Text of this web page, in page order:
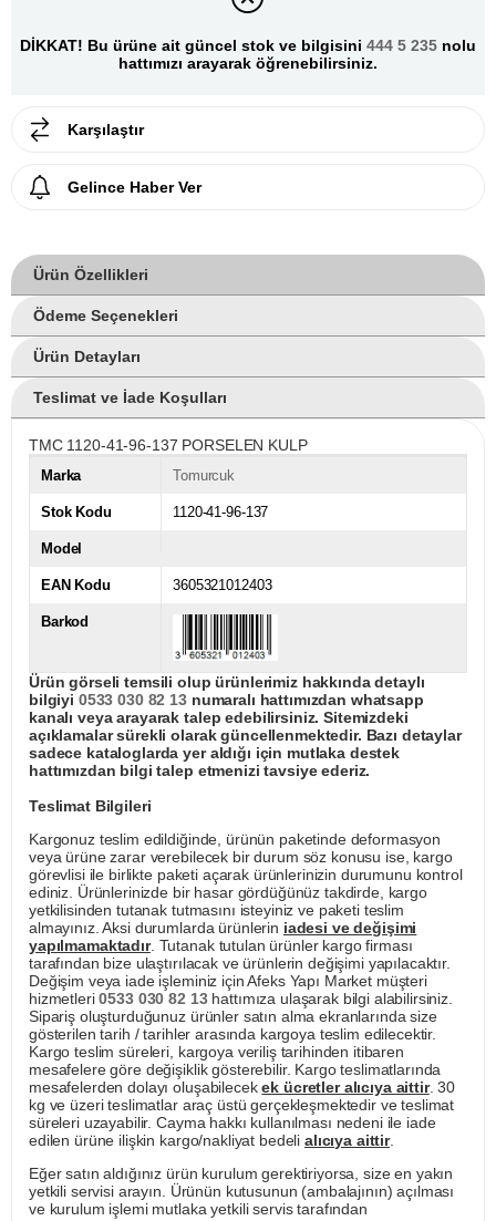
DİKKAT! Bu ürüne ait güncel stok ve bilgisini 444 5 235 nolu
hattımızı arayarak öğrenebilirsiniz.
Karşılaştır
Gelince Haber Ver
Ürün Özellikleri
Ödeme Seçenekleri
Ürün Detayları
Teslimat ve İade Koşulları
TMC 1120-41-96-137 PORSELEN KULP
Marka Tomurcuk
Stok Kodu 1120-41-96-137
Model
EAN Kodu 3605321012403
Barkod
Ürün görseli temsili olup ürünlerimiz hakkında detaylı
bilgiyi 0533 030 82 13numaralı hattımızdan whatsapp
kanalı veya arayarak talep edebilirsiniz. Sitemizdeki
açıklamalar sürekli olarak güncellenmektedir. Bazı detaylar
sadece kataloglarda yer aldığı için mutlaka destek
hattımızdan bilgi talep etmenizi tavsiye ederiz.
Teslimat Bilgileri
Kargonuz teslim edildiğinde, ürünün paketinde deformasyon
veya ürüne zarar verebilecek bir durum söz konusu ise, kargo
görevlisi ile birlikte paketi açarak ürünlerinizin durumunu kontrol
ediniz. Ürünlerinizde bir hasar gördüğünüz takdirde, kargo
yetkilisinden tutanak tutmasını isteyiniz ve paketi teslim
almayınız. Aksi durumlarda ürünlerin iadesi ve değişimi
yapılmamaktadır. Tutanak tutulan ürünler kargo firması
tarafından bize ulaştırılacak ve ürünlerin değişimi yapılacaktır.
Değişim veya iade işleminiz için Afeks Yapı Market müşteri
hizmetleri0533 030 82 13hattımıza ulaşarak bilgi alabilirsiniz.
Sipariş oluşturduğunuz ürünler satın alma ekranlarında size
gösterilen tarih / tarihler arasında kargoya teslim edilecektir.
Kargo teslim süreleri, kargoya veriliş tarihinden itibaren
mesafelere göre değişiklik gösterebilir. Kargo teslimatlarında
mesafelerden dolayı oluşabilecekek ücretler alıcıya aittir. 30
kg ve üzeri teslimatlar araç üstü gerçekleşmektedir ve teslimat
süreleri uzayabilir. Cayma hakkı kullanılması nedeni ile iade
edilen ürüne ilişkin kargo/nakliyat bedeli alıcıya aittir.
Eğer satın aldığınız ürün kurulum gerektiriyorsa, size en yakın
yetkili servisi arayın. Ürünün kutusunun (ambalajının) açılması
ve kurulum işlemi mutlaka yetkili servis tarafından